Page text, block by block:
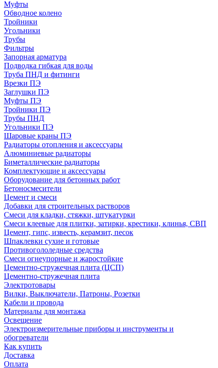
Муфты
Обводное колено
Тройники
Угольники
Трубы
Фильтры
Запорная арматура
Подводка гибкая для воды
Труба ПНД и фитинги
Врезки ПЭ
Заглушки ПЭ
Муфты ПЭ
Тройники ПЭ
Трубы ПНД
Угольники ПЭ
Шаровые краны ПЭ
Радиаторы отопления и аксессуары
Алюминиевые радиаторы
Биметаллические радиаторы
Комплектующие и аксессуары
Оборудование для бетонных работ
Бетоносмесители
Цемент и смеси
Добавки для строительных растворов
Смеси для кладки, стяжки, штукатурки
Смеси клеевые для плитки, затирки, крестики, клинья, СВП
Цемент, гипс, известь, керамзит, песок
Шпаклевки сухие и готовые
Противогололедные средства
Смеси огнеупорные и жаростойкие
Цементно-стружечная плита (ЦСП)
Цементно-стружечная плита
Электротовары
Вилки, Выключатели, Патроны, Розетки
Кабели и провода
Материалы для монтажа
Освещение
Электроизмерительные приборы и инструменты и
обогреватели
Как купить
Доставка
Оплата